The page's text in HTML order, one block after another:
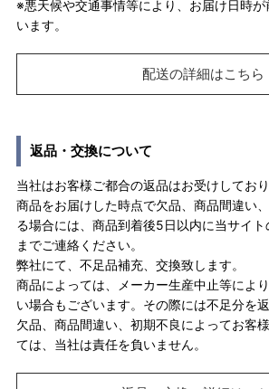
※悪天候や交通事情等により、お届け日時
います。
配送の詳細はこちら
返品・交換について
当社はお客様ご都合の返品はお受けしており
商品をお届けした時点で欠品、商品間違い
る場合には、商品到着後5日以内に当サイ
までご連絡ください。
弊社にて、不足品補充、交換致します。
商品によっては、メーカー生産中止等によ
い場合もございます。その際には不足分を返
欠品、商品間違い、初期不良によってお客
ては、当社は責任を負いません。